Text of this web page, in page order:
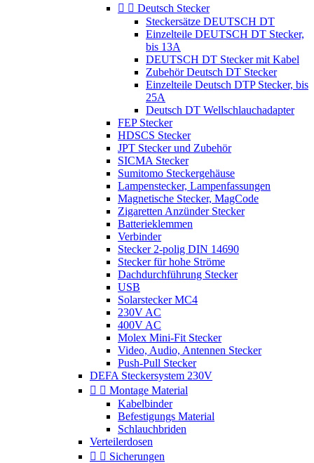
  Deutsch Stecker
Steckersätze DEUTSCH DT
Einzelteile DEUTSCH DT Stecker,
bis 13A
DEUTSCH DT Stecker mit Kabel
Zubehör Deutsch DT Stecker
Einzelteile Deutsch DTP Stecker, bis
25A
Deutsch DT Wellschlauchadapter
FEP Stecker
HDSCS Stecker
JPT Stecker und Zubehör
SICMA Stecker
Sumitomo Steckergehäuse
Lampenstecker, Lampenfassungen
Magnetische Stecker, MagCode
Zigaretten Anzünder Stecker
Batterieklemmen
Verbinder
Stecker 2-polig DIN 14690
Stecker für hohe Ströme
Dachdurchführung Stecker
USB
Solarstecker MC4
230V AC
400V AC
Molex Mini-Fit Stecker
Video, Audio, Antennen Stecker
Push-Pull Stecker
DEFA Steckersystem 230V
  Montage Material
Kabelbinder
Befestigungs Material
Schlauchbriden
Verteilerdosen
  Sicherungen